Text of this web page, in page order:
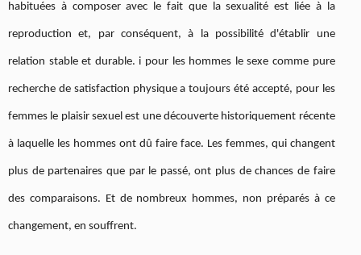
habituées à composer avec le fait que la sexualité est liée à la
reproduction et, par conséquent, à la possibilité d'établir une
relation stable et durable. i pour les hommes le sexe comme pure
recherche de satisfaction physique a toujours été accepté, pour les
femmes le plaisir sexuel est une découverte historiquement récente
à laquelle les hommes ont dû faire face. Les femmes, qui changent
plus de partenaires que par le passé, ont plus de chances de faire
des comparaisons. Et de nombreux hommes, non préparés à ce
changement, en souffrent.